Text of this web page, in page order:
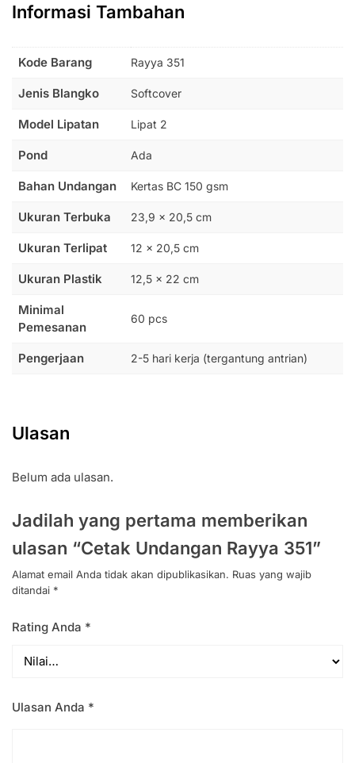
Informasi Tambahan
Kode Barang Rayya 351
Jenis Blangko Softcover
Model Lipatan Lipat 2
Pond Ada
Bahan Undangan Kertas BC 150 gsm
Ukuran Terbuka 23,9 x 20,5 cm
Ukuran Terlipat 12 x 20,5 cm
Ukuran Plastik 12,5 x 22 cm
Minimal
Pemesanan
60 pcs
Pengerjaan 2-5 hari kerja (tergantung antrian)
Ulasan
Belum ada ulasan.
Jadilah yang pertama memberikan
ulasan “Cetak Undangan Rayya 351”
Alamat email Anda tidak akan dipublikasikan. Ruas yang wajib
ditandai *
Rating Anda *
Ulasan Anda *